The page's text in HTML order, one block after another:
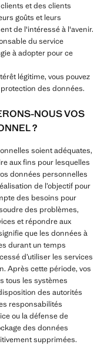
et des clients
goûts et leurs
de l'intéressé à l'avenir.
du service
à adopter pour ce
légitime, vous pouvez
des données.
NOUS VOS
?
soient adéquates,
aux fins pour lesquelles
données personnelles
de l’objectif pour
des besoins pour
des problèmes,
et répondre aux
que les données à
durant un temps
d’utiliser les services
Après cette période, vos
tous les systèmes
des autorités
responsabilités
ou la défense de
des données
supprimées.